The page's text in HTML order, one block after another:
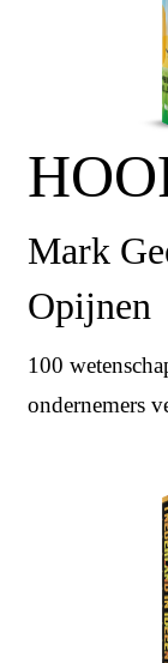
Mark
Opijnen
100
ondernemers